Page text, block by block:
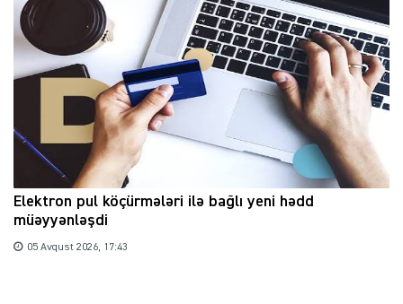
Elektron pul köçürmələri ilə bağlı yeni hədd
müəyyənləşdi
05 Avqust 2026, 17:43